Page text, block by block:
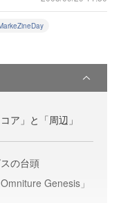
ア」と「周辺」
の台頭
Genesis」